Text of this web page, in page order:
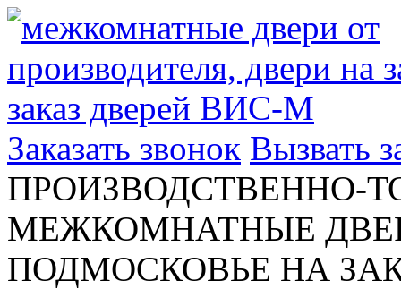
Заказать звонок Вызвать
ПРОИЗВОДСТВЕННО-
МЕЖКОМНАТНЫЕ
ПОДМОСКОВЬЕ НА